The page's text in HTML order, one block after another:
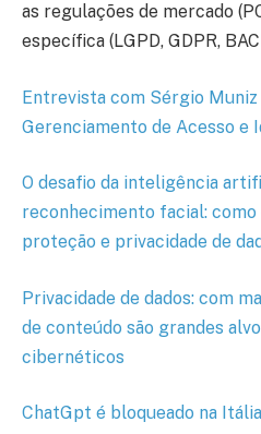
as regulações de mercado
específica (LGPD, GDPR,
Entrevista com Sérgio Muniz
Gerenciamento de Acesso e
O desafio da inteligência
reconhecimento facial:
proteção e privacidade de
Privacidade de dados: com
de conteúdo são grandes
cibernéticos
ChatGpt é bloqueado na